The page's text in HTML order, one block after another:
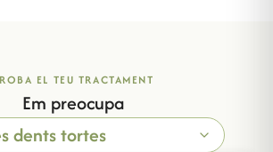
EL TEU TRACTAMENT
Em preocupa